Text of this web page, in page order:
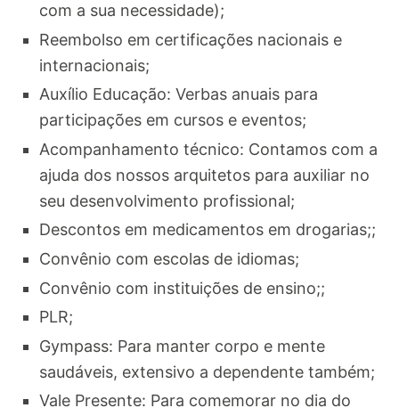
com a sua necessidade);
Reembolso em certificações nacionais e
internacionais;
Auxílio Educação: Verbas anuais para
participações em cursos e eventos;
Acompanhamento técnico: Contamos com a
ajuda dos nossos arquitetos para auxiliar no
seu desenvolvimento profissional;
Descontos em medicamentos em drogarias;;
Convênio com escolas de idiomas;
Convênio com instituições de ensino;;
PLR;
Gympass: Para manter corpo e mente
saudáveis, extensivo a dependente também;
Vale Presente: Para comemorar no dia do